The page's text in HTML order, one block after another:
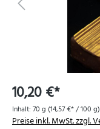
10,20 €*
Inhalt: 70 g (14,57 €* / 100 g)
Preise inkl. MwSt. zzgl.